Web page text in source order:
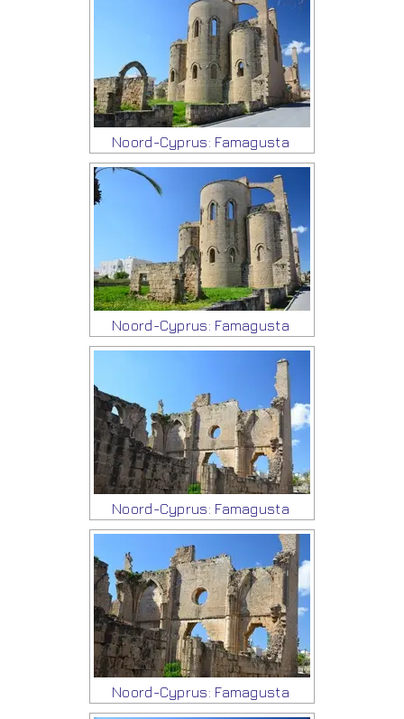
Noord-Cyprus: Famagusta
Noord-Cyprus: Famagusta
Noord-Cyprus: Famagusta
Noord-Cyprus: Famagusta